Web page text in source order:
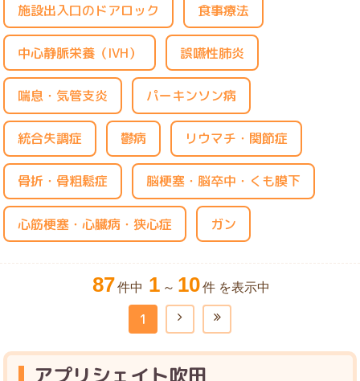
施設出入口のドアロック 食事療法
中心静脈栄養（IVH） 誤嚥性肺炎
喘息・気管支炎 パーキンソン病
統合失調症 鬱病 リウマチ・関節症
骨折・骨粗鬆症 脳梗塞・脳卒中・くも膜下
心筋梗塞・心臓病・狭心症 ガン
87件中 1 ～ 10件 を表示中
1
アプリシェイト吹田